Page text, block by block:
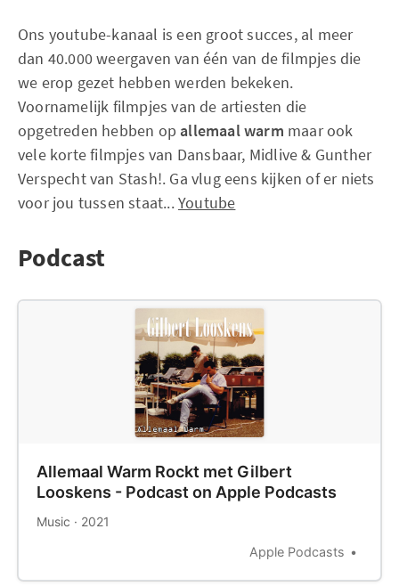
Ons youtube-kanaal is een groot succes, al meer
dan 40.000 weergaven van één van de filmpjes die
we erop gezet hebben werden bekeken.
Voornamelijk filmpjes van de artiesten die
opgetreden hebben op allemaal warm maar ook
vele korte filmpjes van Dansbaar, Midlive & Gunther
Verspecht van Stash!. Ga vlug eens kijken of er niets
voor jou tussen staat...Youtube
Podcast
‎Allemaal Warm Rockt met Gilbert
Looskens - Podcast on Apple Podcasts
‎Music · 2021
Apple Podcasts